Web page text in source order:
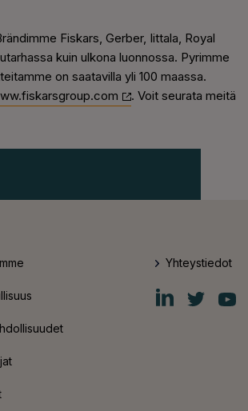
Fiskars, Gerber, Iittala, Royal
kuin ulkona luonnossa. Pyrimme
on saatavilla yli 100 maassa.
. Voit seurata meitä
Yhteystiedot
Fiskars
Group
Fiskars
Group
Fiskars
Group